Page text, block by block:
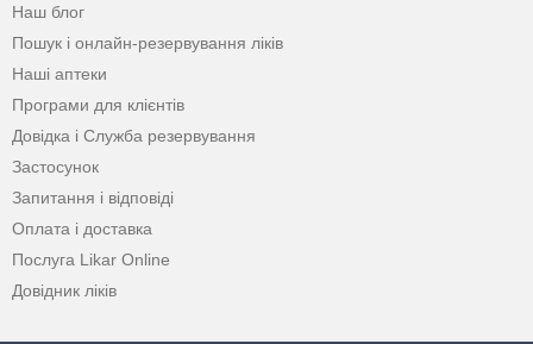
Наш блог
Пошук і онлайн-резервування ліків
Наші аптеки
Програми для клієнтів
Довідка і Служба резервування
Застосунок
Запитання і відповіді
Оплата і доставка
Послуга Likar Online
Довідник ліків